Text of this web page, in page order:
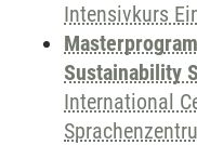
Intensivkurs
Sustainability
International